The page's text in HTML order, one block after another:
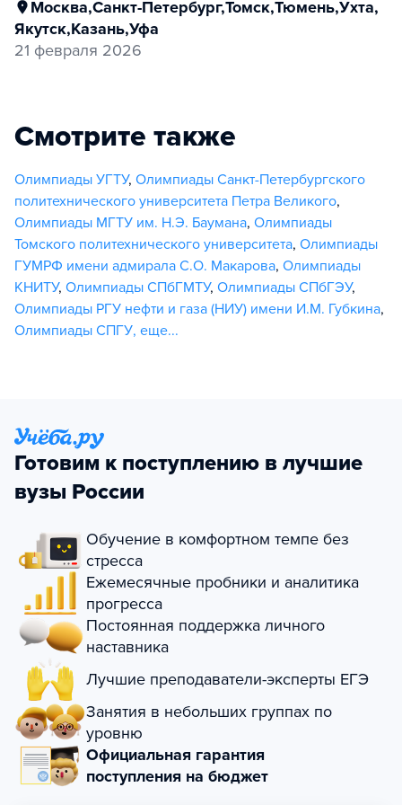
Москва,Санкт-Петербург,Томск,Тюмень,Ухта,
Якутск,Казань,Уфа
21 февраля 2026
Смотрите также
Олимпиады УГТУ, Олимпиады Санкт-Петербургского
политехнического университета Петра Великого,
Олимпиады МГТУ им. Н.Э. Баумана, Олимпиады
Томского политехнического университета, Олимпиады
ГУМРФ имени адмирала С.О. Макарова, Олимпиады
КНИТУ, Олимпиады СПбГМТУ, Олимпиады СПбГЭУ,
Олимпиады РГУ нефти и газа (НИУ) имени И.М. Губкина,
Олимпиады СПГУ, еще...
Готовим к поступлению в лучшие
вузы России
Обучение в комфортном темпе без
стресса
Ежемесячные пробники и аналитика
прогресса
Постоянная поддержка личного
наставника
Лучшие преподаватели-эксперты ЕГЭ
Занятия в небольших группах по
уровню
Официальная гарантия
поступления на бюджет